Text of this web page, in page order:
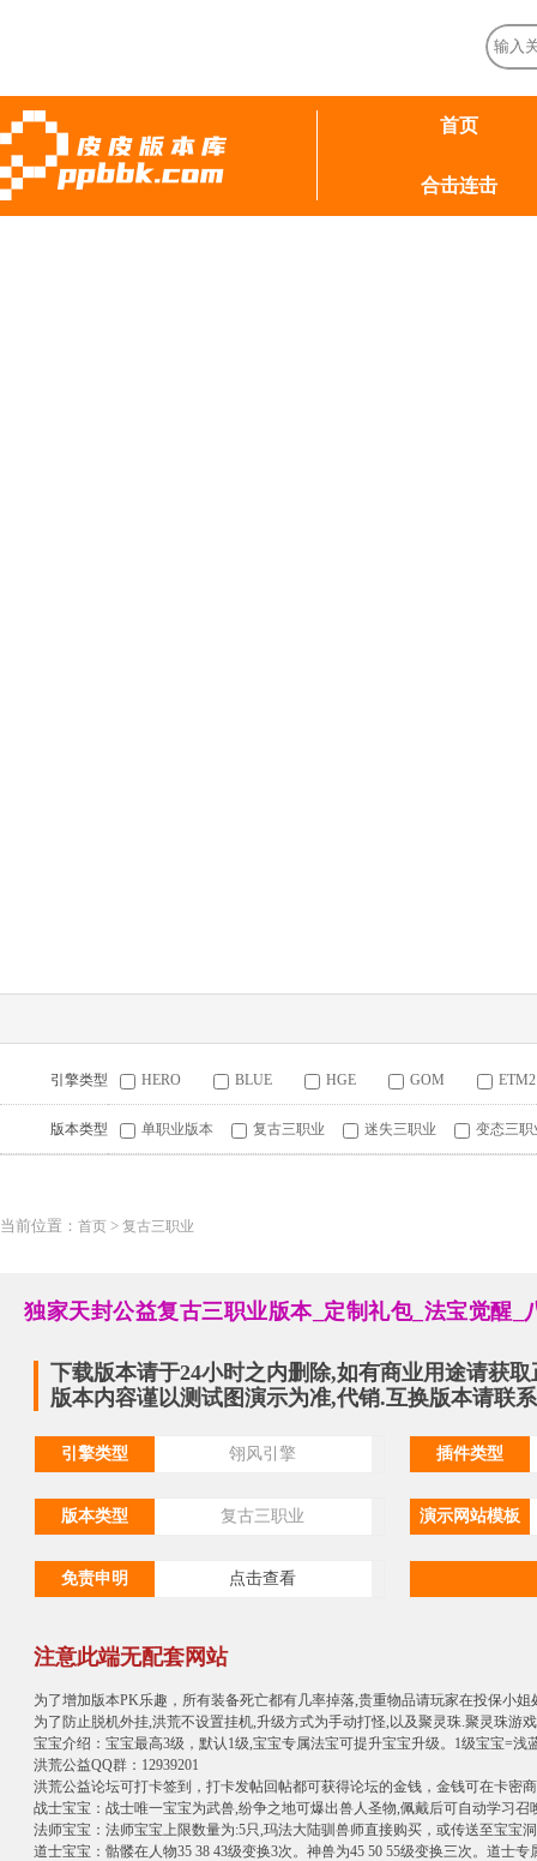
首页
合击连击
引擎类型 HERO BLUE HGE GOM ETM2
版本类型 单职业版本 复古三职业 迷失三职业 变态三职
当前位置： 首页 > 复古三职业
独家天封公益复古三职业版本_定制礼包_法宝觉醒_
下载版本请于24小时之内删除,如有商业用途请获
版本内容谨以测试图演示为准,代销.互换版本请联
引擎类型 翎风引擎 插件类型
版本类型 复古三职业 演示网站模板
免责申明 点击查看
注意此端无配套网站
为了增加版本PK乐趣，所有装备死亡都有几率掉落,贵重物品请玩家在投保小姐
为了防止脱机外挂,洪荒不设置挂机,升级方式为手动打怪,以及聚灵珠.聚灵珠游
宝宝介绍：宝宝最高3级，默认1级,宝宝专属法宝可提升宝宝升级。1级宝宝=浅
洪荒公益QQ群：12939201
洪荒公益论坛可打卡签到，打卡发帖回帖都可获得论坛的金钱，金钱可在卡密
战士宝宝：战士唯一宝宝为武兽,纷争之地可爆出兽人圣物,佩戴后可自动学习
法师宝宝：法师宝宝上限数量为:5只,玛法大陆驯兽师直接购买，或传送至宝宝
道士宝宝：骷髅在人物35 38 43级变换3次。神兽为45 50 55级变换三次。道士